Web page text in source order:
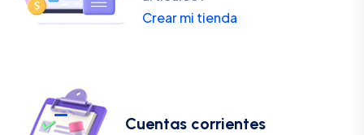
Crear mi tienda
Cuentas corrientes